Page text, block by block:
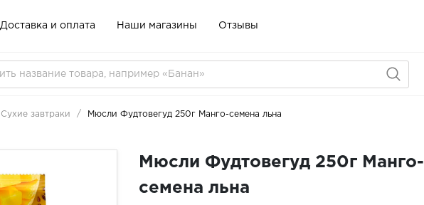
Доставка и оплата Наши магазины Отзывы
Сухие завтраки Мюсли Фудтовегуд 250г Манго-семена льна
Мюсли Фудтовегуд 250г Манго-
семена льна